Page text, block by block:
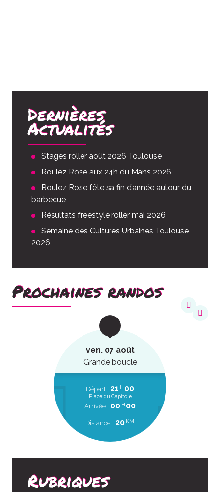
Dernières
Actualités
Stages roller août 2026 Toulouse
Roulez Rose aux 24h du Mans 2026
Roulez Rose fête sa fin d’année autour du
barbecue
Résultats freestyle roller mai 2026
Semaine des Cultures Urbaines Toulouse
2026
Prochaines randos
ven. 07 août
Grande boucle
Départ 21 H 00
Place du Capitole
Arrivée 00 H 00
Distance 20 KM
Rubriques